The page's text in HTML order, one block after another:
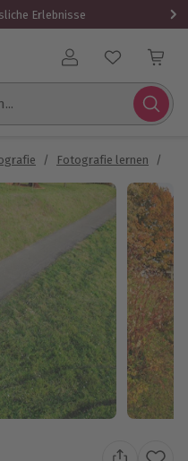
Erlebnisse
Benutzerkonto
/ Fotografie lernen /